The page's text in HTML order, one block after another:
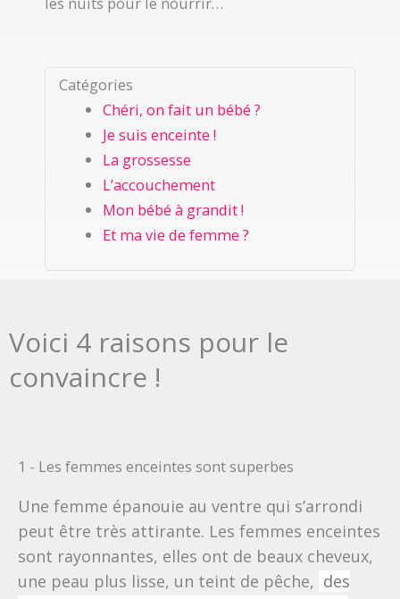
Catégories
Chéri, on fait un bébé ?
Je suis enceinte !
La grossesse
L’accouchement
Mon bébé à grandit !
Et ma vie de femme ?
Voici 4 raisons pour le
convaincre !
1 - Les femmes enceintes sont superbes
Une femme épanouie au ventre qui s’arrondi
peut être très attirante. Les femmes enceintes
sont rayonnantes, elles ont de beaux cheveux,
une peau plus lisse, un teint de pêche, des